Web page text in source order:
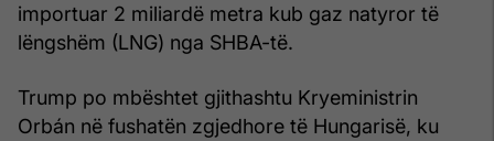
importuar 2 miliardë metra kub gaz natyror të
lëngshëm (LNG) nga SHBA-të.
Trump po mbështet gjithashtu Kryeministrin
Orbán në fushatën zgjedhore të Hungarisë, ku